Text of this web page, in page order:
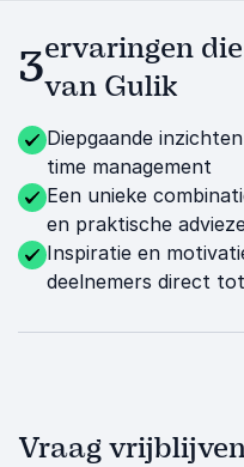
3ervaringen
van Gulik
Diepgaande
time management
Een unieke
en praktische
Inspiratie en
deelnemers direct
Vraag